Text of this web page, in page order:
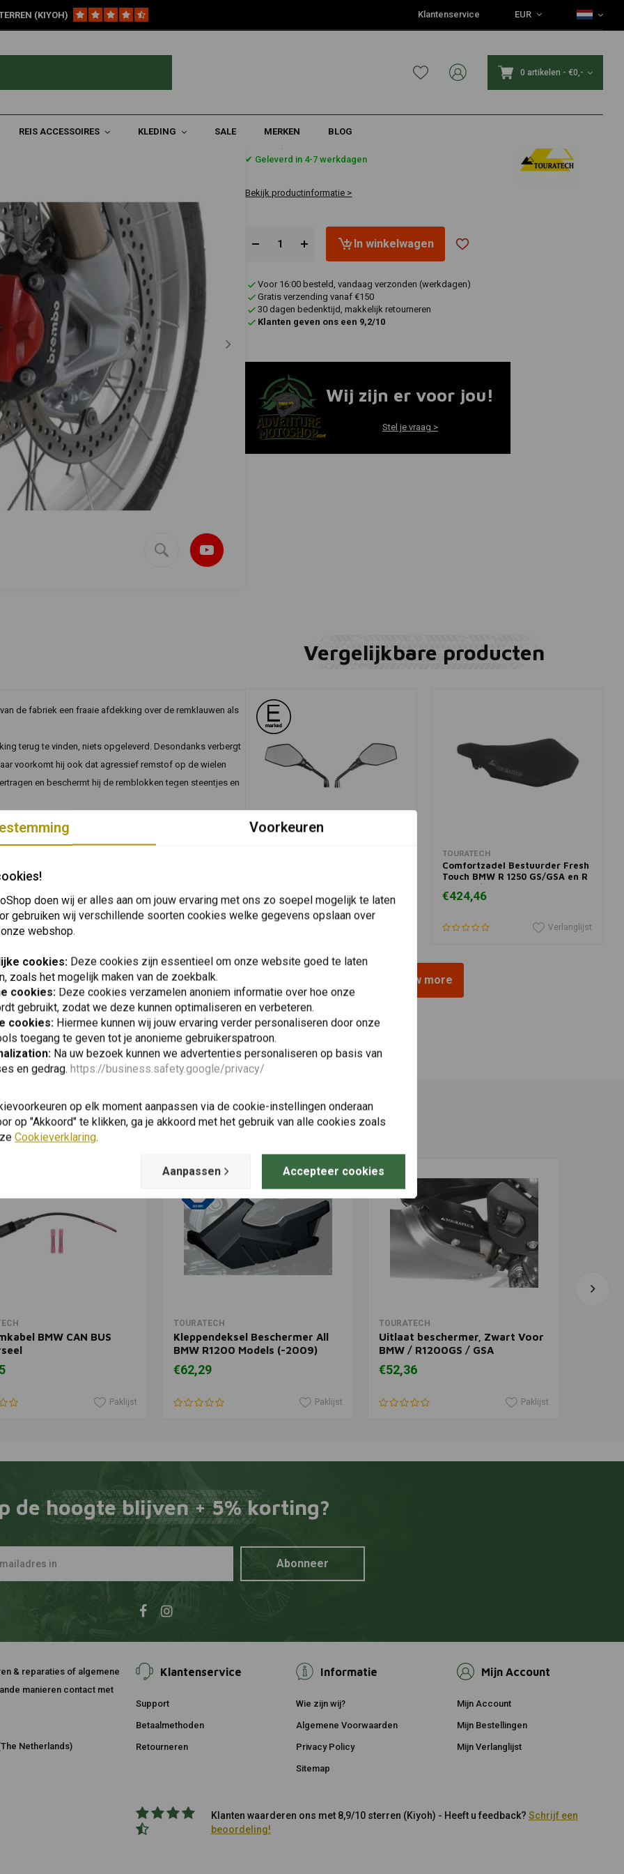
(KIYOH) Klantenservice EUR
0 artikelen - €0,-
REIS ACCESSOIRES KLEDING SALE MERKEN BLOG
Remblokken Voor Remklauw Deksel Set Voorzijde voor BMW
€73,64
✔ Geleverd in 4-7 werkdagen
Bekijk productinformatie >
In winkelwagen
Voor 16:00 besteld, vandaag verzonden (werkdagen)
Gratis verzending vanaf €150
30 dagen bedenktijd, makkelijk retourneren
Klanten geven ons een 9,2/10
Wij zijn er voor jou!
Stel je vraag >
de fabriek een fraaie afdekking over de remklauwen als
terug te vinden, niets opgeleverd. Desondanks verbergt
voorkomt hij ook dat agressief remstof op de wielen
en beschermt hij de remblokken tegen steentjes en
ervoor dat het voorste remsysteem van uw GS er
Plaats ook een review
Vergelijkbare producten
€63,72
In winkelwagen
TOURATECH
Comfortzadel Bestuurder Fresh
Touch BMW R 1250 GS/GSA en R
1200 GS/GSA
€424,46
Verlanglijst
View more
Vergelijkbare producten
In winkelwagen
BMW CAN BUS
Paklijst
In winkelwagen
TOURATECH
Kleppendeksel Beschermer All
BMW R1200 Models (-2009)
BMW R1200R (<2010)
€62,29
Paklijst
In winkelwagen
TOURATECH
Uitlaat beschermer, Zwart Voor
BMW / R1200GS / GSA
€52,36
Paklijst
de hoogte blijven + 5% korting?
Abonneer
& reparaties of algemene
manieren contact met
Netherlands)
Klantenservice
Support
Betaalmethoden
Retourneren
Informatie
Wie zijn wij?
Algemene Voorwaarden
Privacy Policy
Sitemap
Mijn Account
Mijn Account
Mijn Bestellingen
Mijn Verlanglijst
Klanten waarderen ons met 8,9/10 sterren (Kiyoh) - Heeft u feedback? Schrijf een
beoordeling!
Voorkeuren
doen wij er alles aan om jouw ervaring met ons zo soepel mogelijk te laten
gebruiken wij verschillende soorten cookies welke gegevens opslaan over
webshop.
cookies: Deze cookies zijn essentieel om onze website goed te laten
zoals het mogelijk maken van de zoekbalk.
cookies: Deze cookies verzamelen anoniem informatie over hoe onze
gebruikt, zodat we deze kunnen optimaliseren en verbeteren.
cookies: Hiermee kunnen wij jouw ervaring verder personaliseren door onze
toegang te geven tot je anonieme gebruikerspatroon.
Na uw bezoek kunnen we advertenties personaliseren op basis van
en gedrag. https://business.safety.google/privacy/
op elk moment aanpassen via de cookie-instellingen onderaan
op "Akkoord" te klikken, ga je akkoord met het gebruik van alle cookies zoals
Cookieverklaring.
Aanpassen Accepteer cookies